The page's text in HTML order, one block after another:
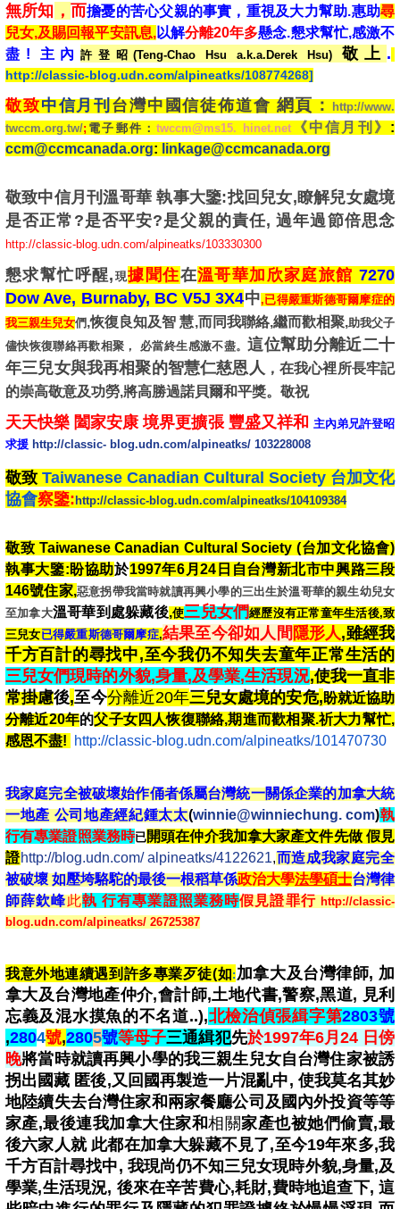
無所知 ， 而擔憂的苦心父親的事實，重視及大力幫助.惠助尋
兒女,及賜回報平安訊息,以解分離20年多懸念.懇求幫忙,感激不
盡! 主內許登昭(Teng-Chao Hsu a.k.a.Derek Hsu)敬上 .
http://classic-blog.udn.com/alpineatks/108774268]
敬致中信月刊台灣中國信徒佈道會 網頁：http://www.
twccm.org.tw/; 電子郵件：twccm@ms15. hinet.net《中信月刊》 :
ccm@ccmcanada.org: linkage@ccmcanada.org
敬致中信月刊溫哥華 執事大鑒:找回兒女,瞭解兒女處境
是否正常?是否平安?是父親的責任, 過年過節倍思念
http://classic-blog.udn.com/alpineatks/103330300
懇求幫忙呼醒, 現據聞住在溫哥華加欣家庭旅館 7270
Dow Ave, Burnaby, BC V5J 3X4中,已得嚴重斯德哥爾摩症的
我三親生兒女們,恢復良知及智 慧,而同我聯絡,繼而歡相聚,助我父子
儘快恢復聯絡再歡相聚， 必當終生感激不盡。這位幫助分離近二十
年三兒女與我再相聚的智慧仁慈恩人 ，在我心裡所長牢記
的崇高敬意及功勞,將高勝過諾貝爾和平獎。 敬祝
天天快樂 闔家安康 境界更擴張 豐盛又祥和 主內弟兄許登昭
求援 http://classic- blog.udn.com/alpineatks/ 103228008
敬致 Taiwanese Canadian Cultural Society 台加文化
協會察鑒:http://classic-blog.udn.com/alpineatks/104109384
敬致 Taiwanese Canadian Cultural Society (台加文化協會)
執事大鑒:盼協助於1997年6月24日自台灣新北市中興路三段
146號住家,惡意拐帶我當時就讀再興小學的三出生於溫哥華的親生幼兒女
至加拿大溫哥華到處躲藏後,使三兒女們經歷沒有正常童年生活後,致
三兒女已得嚴重斯德哥爾摩症,結果至今卻如人間 隱形人,雖經我
千方百計的尋找中,至今我仍不知失去童年正常生活的
三兒女們現時的外貌,身量,及學業,生活現況,使我一直非
常掛慮後,至今分離近20年三兒女處境的安危,盼就近協助
分離近20年的父子女四人恢復聯絡,期進而歡相聚.祈大力幫忙,
感恩不盡!
http://classic-blog.udn.com/alpineatks/101470730
我家庭完全被破壞始作俑者係屬台灣統一關係企業的加拿大統
一地產 公司地產經紀鍾太太(winnie@winniechung. com)執
行有專業證照業務時已開頭在仲介我加拿大家產文件先做 假見
證http://blog.udn.com/ alpineatks/4122621,而造成我家庭完全
被破壞 如壓垮駱駝的最後一根稻草係政治大學法學碩士台灣律
師薛欽峰此執 行有專業證照業務時假見證罪行http://classic-
blog.udn.com/alpineatks/ 26725387
我意外地連續遇到許多專業歹徒(如: 加拿大及台灣律師, 加
拿大及台灣地產仲介,會計師,土地代書,警察,黑道, 見利
忘義及混水摸魚的不名道..),北檢治偵張緝字第2803號
,2804號,2805號等母子三通緝犯先於1997年6月24 日傍
晚將當時就讀再興小學的我三親生兒女自台灣住家被誘
拐出國藏 匿後,又回國再製造一片混亂中, 使我莫名其妙
地陸續失去台灣住家和兩家餐廳公司及國內外投資等等
家產,最後連我加拿大住家和相關家產也被她們偷賣,最
後六家人就 此都在加拿大躲藏不見了,至今19年來多,我
千方百計尋找中, 我現尚仍不知三兒女現時外貌,身量,及
學業,生活現況, 後來在辛苦費心,耗財,費時地追查下, 這